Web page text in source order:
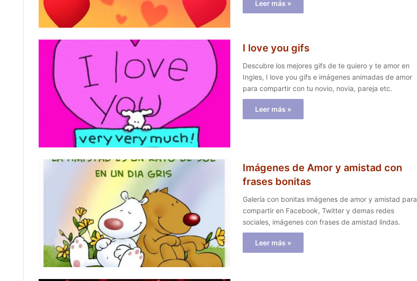
Leer más »
I love you gifs
Descubre los mejores gifs de te quiero y te amor en
Ingles, I love you gifs e imágenes animadas de amor
para compartir con tu novio, novia, pareja etc.
Leer más »
Imágenes de Amor y amistad con
frases bonitas
Galería con bonitas imágenes de amor y amistad para
compartir en Facebook, Twitter y demas redes
sociales, imágenes con frases de amistad lindas.
Leer más »